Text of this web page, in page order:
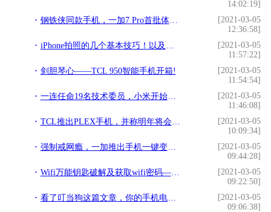
14:02:19]
钢铁侠同款手机，一加7 Pro首批体验出炉，香不香由用户说话!
[2021-03-05
12:36:58]
iPhone拍照的几个基本技巧！以及常用的10个构图方法!
[2021-03-05
11:57:22]
剑胆琴心——TCL 950智能手机开箱!
[2021-03-05
11:54:54]
一连任命19名技术委员，小米开始对技术认真了？!
[2021-03-05
11:46:08]
TCL推出PLEX手机，并称明年将会有5G折叠屏手机面世!
[2021-03-05
10:09:34]
强制戒网瘾，一加推出手机一键变砖功能!
[2021-03-05
09:44:28]
Wifi万能钥匙破解及获取wifi密码——柳暗花明!
[2021-03-05
09:22:50]
看了叮当狗这篇文章，你的手机电池用2年都没问题！!
[2021-03-05
09:06:38]